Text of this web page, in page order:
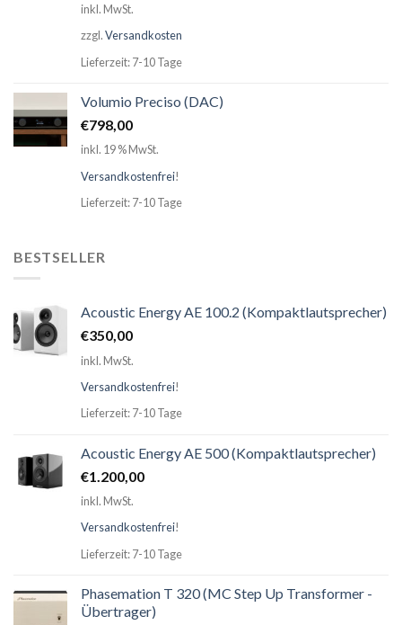
inkl. MwSt.
zzgl.Versandkosten
Lieferzeit: 7-10 Tage
Volumio Preciso (DAC)
€798,00
inkl. 19 % MwSt.
Versandkostenfrei!
Lieferzeit: 7-10 Tage
BESTSELLER
Acoustic Energy AE 100.2 (Kompaktlautsprecher)
€350,00
inkl. MwSt.
Versandkostenfrei!
Lieferzeit: 7-10 Tage
Acoustic Energy AE 500 (Kompaktlautsprecher)
€1.200,00
inkl. MwSt.
Versandkostenfrei!
Lieferzeit: 7-10 Tage
Phasemation T 320 (MC Step Up Transformer -
Übertrager)